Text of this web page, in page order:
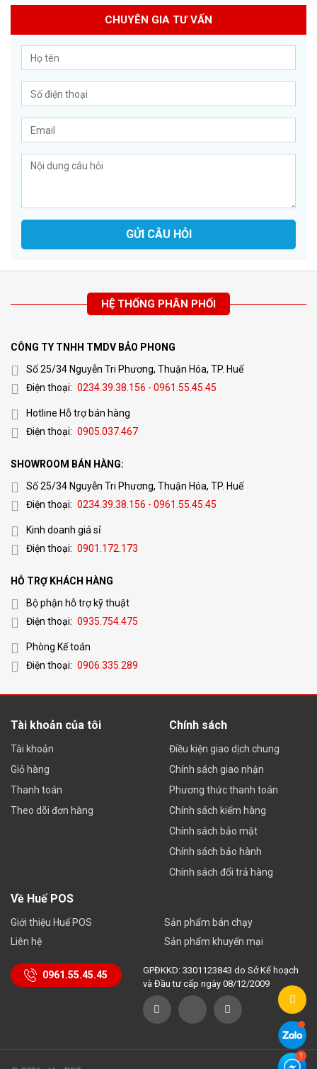
CHUYÊN GIA TƯ VẤN
GỬI CÂU HỎI
HỆ THỐNG PHÂN PHỐI
CÔNG TY TNHH TMDV BẢO PHONG
Số 25/34 Nguyễn Tri Phương, Thuận Hóa, TP. Huế
Điện thoại: 0234.39.38.156 - 0961.55.45.45
Hotline Hỗ trợ bán hàng
Điện thoại: 0905.037.467
SHOWROOM BÁN HÀNG:
Số 25/34 Nguyễn Tri Phương, Thuận Hóa, TP. Huế
Điện thoại: 0234.39.38.156 - 0961.55.45.45
Kinh doanh giá sỉ
Điện thoại: 0901.172.173
HỖ TRỢ KHÁCH HÀNG
Bộ phận hỗ trợ kỹ thuật
Điện thoại: 0935.754.475
Phòng Kế toán
Điện thoại: 0906.335.289
Tài khoản của tôi
Tài khoản
Giỏ hàng
Thanh toán
Theo dõi đơn hàng
Chính sách
Điều kiện giao dịch chung
Chính sách giao nhận
Phương thức thanh toán
Chính sách kiểm hàng
Chính sách bảo mật
Chính sách bảo hành
Chính sách đổi trả hàng
Về Huế POS
Giới thiệu Huế POS
Liên hệ
Sản phẩm bán chạy
Sản phẩm khuyến mại
0961.55.45.45
GPĐKKD: 3301123843 do Sở Kế hoạch
và Đầu tư cấp ngày 08/12/2009